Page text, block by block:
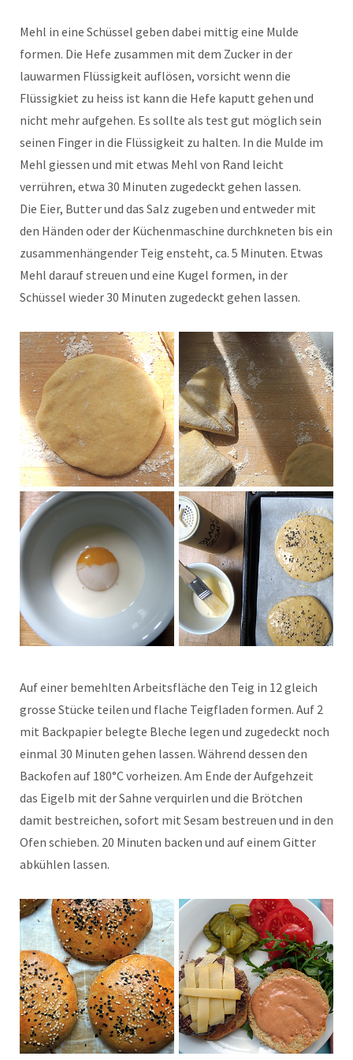
Mehl in eine Schüssel geben dabei mittig eine Mulde
formen. Die Hefe zusammen mit dem Zucker in der
lauwarmen Flüssigkeit auflösen, vorsicht wenn die
Flüssigkiet zu heiss ist kann die Hefe kaputt gehen und
nicht mehr aufgehen. Es sollte als test gut möglich sein
seinen Finger in die Flüssigkeit zu halten. In die Mulde im
Mehl giessen und mit etwas Mehl von Rand leicht
verrühren, etwa 30 Minuten zugedeckt gehen lassen.
Die Eier, Butter und das Salz zugeben und entweder mit
den Händen oder der Küchenmaschine durchkneten bis ein
zusammenhängender Teig ensteht, ca. 5 Minuten. Etwas
Mehl darauf streuen und eine Kugel formen, in der
Schüssel wieder 30 Minuten zugedeckt gehen lassen.
Auf einer bemehlten Arbeitsfläche den Teig in 12 gleich
grosse Stücke teilen und flache Teigfladen formen. Auf 2
mit Backpapier belegte Bleche legen und zugedeckt noch
einmal 30 Minuten gehen lassen. Während dessen den
Backofen auf 180°C vorheizen. Am Ende der Aufgehzeit
das Eigelb mit der Sahne verquirlen und die Brötchen
damit bestreichen, sofort mit Sesam bestreuen und in den
Ofen schieben. 20 Minuten backen und auf einem Gitter
abkühlen lassen.